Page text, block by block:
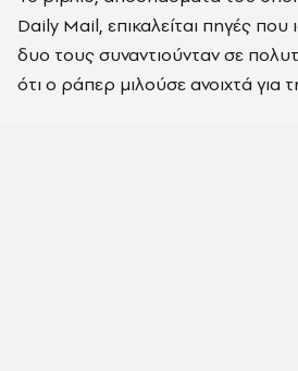
Daily Mail, επικαλείται πηγές που
δυο τους συναντιούνταν σε
ότι ο ράπερ μιλούσε ανοιχτά για